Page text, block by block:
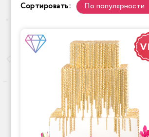
Сортировать: По популярности